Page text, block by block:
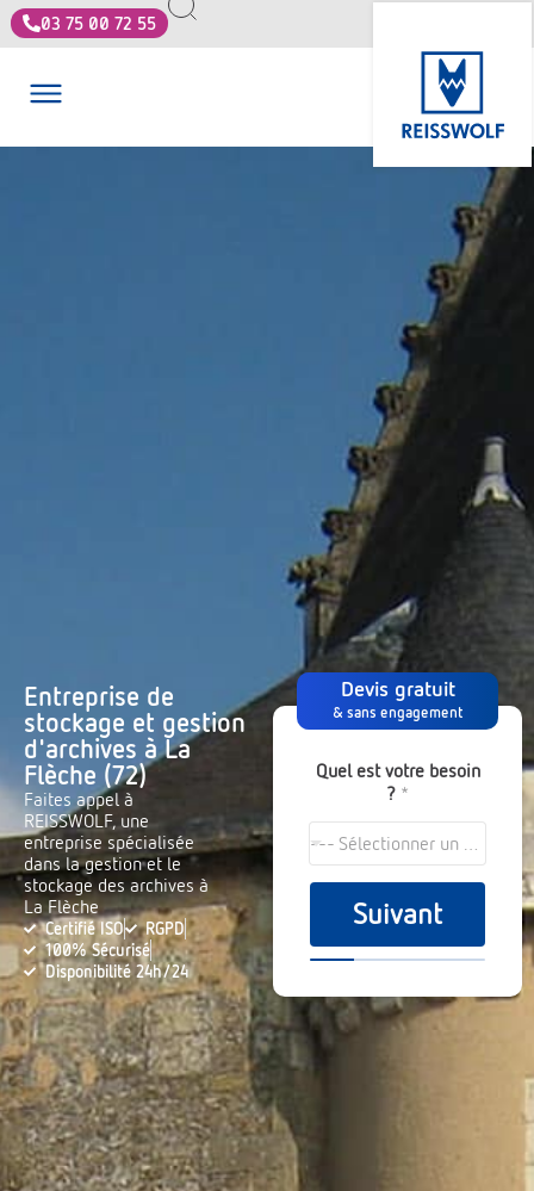
03 75 00 72 55
Entreprise de
stockage et gestion
d'archives à La
Flèche (72)
Faites appel à
REISSWOLF, une
entreprise spécialisée
dans la gestion et le
stockage des archives à
La Flèche
Certifié ISO
RGPD
100% Sécurisé
Disponibilité 24h/24
Devis gratuit
& sans engagement
Quel est votre besoin
? *
Suivant